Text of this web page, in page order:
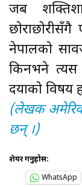
जब
नेपालको
किनभने त्यस
दयाको विषय
(लेखक
छन् ।)
शेयर गर्नुहोस:
WhatsApp